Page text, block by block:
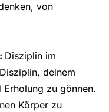
von
Disziplin im
deinem
zu gönnen.
Körper zu